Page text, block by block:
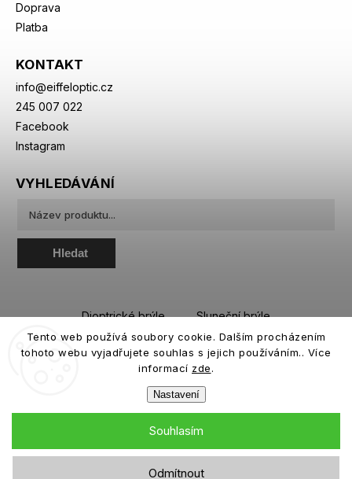
Tento web používá soubory cookie. Dalším procházením
tohoto webu vyjadřujete souhlas s jejich používáním.. Více
informací zde.
Nastavení
Odmítnout
Souhlasím
Doprava
Platba
KONTAKT
info@eiffeloptic.cz
245 007 022
Facebook
Instagram
VYHLEDÁVÁNÍ
Hledat
Dioptrické brýle
Sluneční brýle
Sportovní brýle
Kontaktní čočky
Roztoky a oční kapky
Copyright 2026eiffeloptic.cz. Všechna práva vyhrazena.